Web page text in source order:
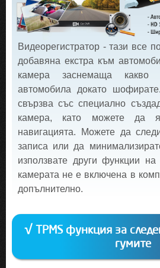
Видеорегистратор - тази все
добавяна екстра към
камера заснемаща
автомобила докато
свързва със специално
камера, като можете да
навигацията. Можете да
записа или да
използвате други функции
камерата не е включена в
допълнително.
√ TPMS функция за
гумите